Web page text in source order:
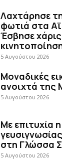
Λαχτάρησε
φωτιά στα
Έσβησε
5 Αυγούστου 2026
Μοναδικές
ανοιχτά της
5 Αυγούστου 2026
Με επιτυχία
στη Γλώσσα
5 Αυγούστου 2026